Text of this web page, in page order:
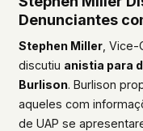
Denunciantes
Stephen Miller, Vice-
discutiu anistia para
Burlison. Burlison
aqueles com
de UAP se